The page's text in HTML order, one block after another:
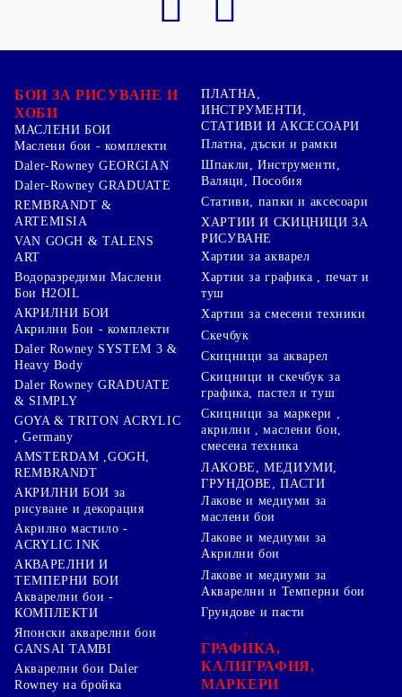
БОИ ЗА РИСУВАНЕ И
ХОБИ
МАСЛЕНИ БОИ
Маслени бои - комплекти
Daler-Rowney GEORGIAN
Daler-Rowney GRADUATE
REMBRANDT &
ARTEMISIA
VAN GOGH & TALENS
ART
Водоразредими Маслени
Бои H2OIL
АКРИЛНИ БОИ
Акрилни Бои - комплекти
Daler Rowney SYSTEM 3 &
Heavy Body
Daler Rowney GRADUATE
& SIMPLY
GOYA & TRITON АCRYLIC
, Germany
AMSTERDAM ,GOGH,
REMBRANDT
АКРИЛНИ БОИ за
рисуване и декорация
Акрилно мастило -
ACRYLIC INK
АКВАРЕЛНИ И
ТЕМПЕРНИ БОИ
Акварелни бои -
КОМПЛЕКТИ
Японски акварелни бои
GANSAI TAMBI
Акварелни бои Daler
Rowney на бройка
ПЛАТНА,
ИНСТРУМЕНТИ,
СТАТИВИ И АКСЕСОАРИ
Платна, дъски и рамки
Шпакли, Инструменти,
Валяци, Пособия
Стативи, папки и аксесоари
ХАРТИИ И СКИЦНИЦИ ЗА
РИСУВАНЕ
Хартии за акварел
Хартии за графика , печат и
туш
Хартии за смесени техники
Скечбук
Скицници за акварел
Скицници и скечбук за
графика, пастел и туш
Скицници за маркери ,
акрилни , маслени бои,
смесена техника
ЛАКОВЕ, МЕДИУМИ,
ГРУНДОВЕ, ПАСТИ
Лакове и медиуми за
маслени бои
Лакове и медиуми за
Акрилни бои
Лакове и медиуми за
Акварелни и Темперни бои
Грундове и пасти
ГРАФИКА,
КАЛИГРАФИЯ,
МАРКЕРИ